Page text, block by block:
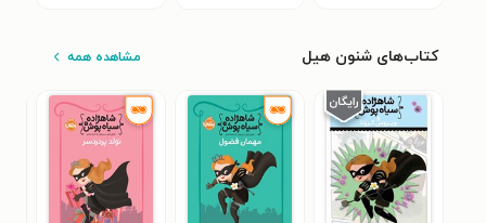
کتاب‌های شنون هیل مشاهده همه